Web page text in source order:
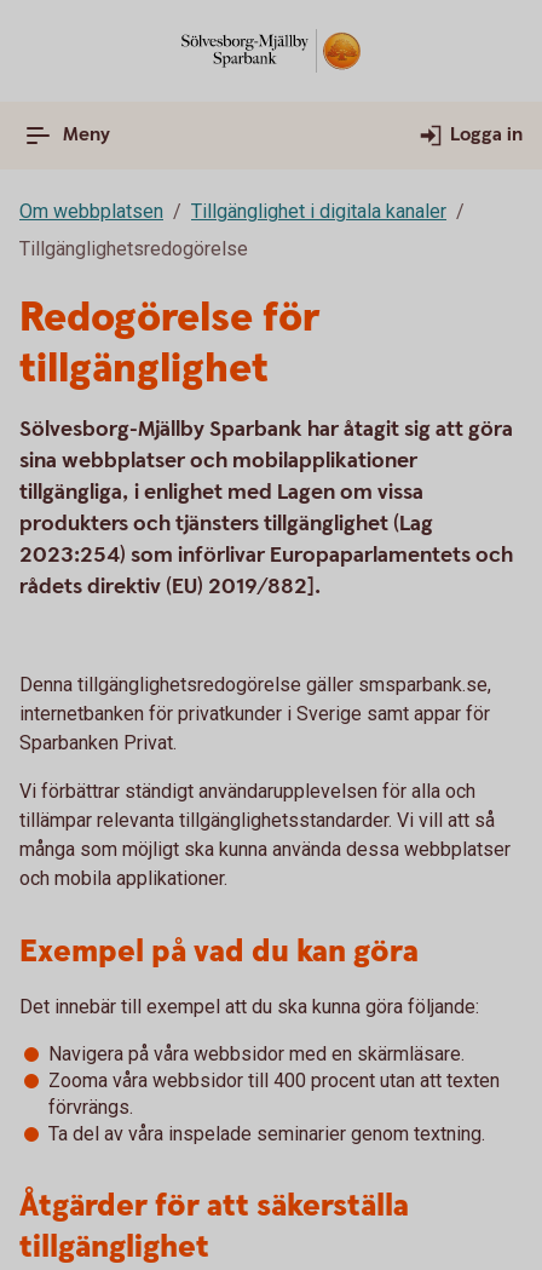
Meny Logga in
Om webbplatsen
Tillgänglighet i digitala kanaler
Tillgänglighetsredogörelse
Redogörelse för
tillgänglighet
Sölvesborg-Mjällby Sparbank har åtagit sig att göra
sina webbplatser och mobilapplikationer
tillgängliga, i enlighet med Lagen om vissa
produkters och tjänsters tillgänglighet (Lag
2023:254) som införlivar Europaparlamentets och
rådets direktiv (EU) 2019/882].
Denna tillgänglighetsredogörelse gäller smsparbank.se,
internetbanken för privatkunder i Sverige samt appar för
Sparbanken Privat.
Vi förbättrar ständigt användarupplevelsen för alla och
tillämpar relevanta tillgänglighetsstandarder. Vi vill att så
många som möjligt ska kunna använda dessa webbplatser
och mobila applikationer.
Exempel på vad du kan göra
Det innebär till exempel att du ska kunna göra följande:
Navigera på våra webbsidor med en skärmläsare.
Zooma våra webbsidor till 400 procent utan att texten
förvrängs.
Ta del av våra inspelade seminarier genom textning.
Åtgärder för att säkerställa
tillgänglighet